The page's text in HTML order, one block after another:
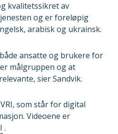
kvalitetssikret av
og er foreløpig
arabisk og ukrainsk.
ansatte og brukere for
målgruppen og at
sier Sandvik.
som står for digital
Videoene er
.